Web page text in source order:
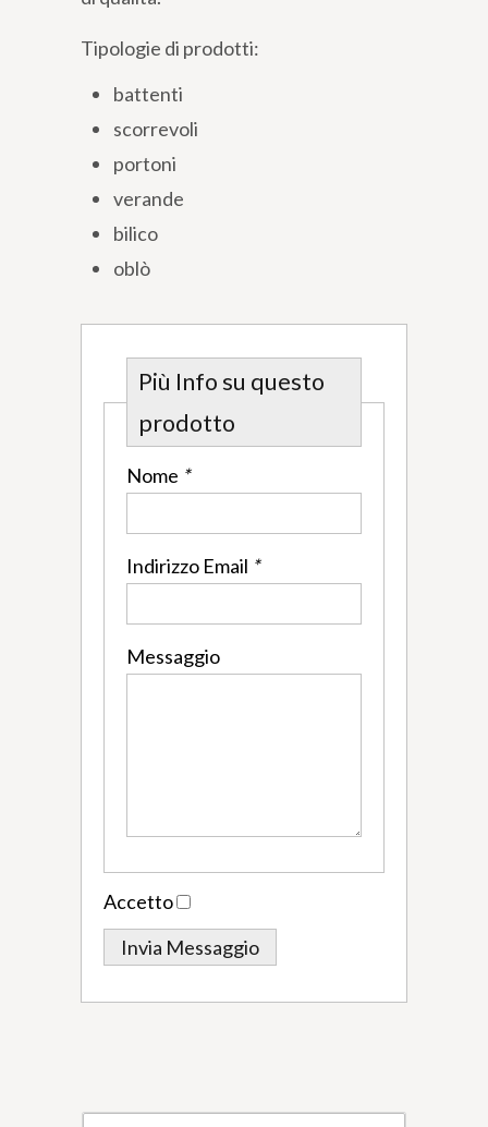
Tipologie di prodotti:
battenti
scorrevoli
portoni
verande
bilico
oblò
Più Info su questo
prodotto
Nome *
Indirizzo Email *
Messaggio
Accetto